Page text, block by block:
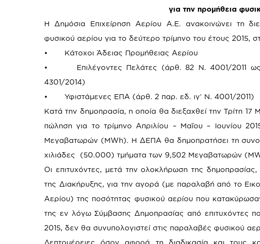
για την προμήθεια
Η Δημόσια Επιχείρηση Αερίου Α.Ε. ανακοινώνει τη
φυσικού αερίου για το δεύτερο τρίμηνο του έτους 2015,
• Κάτοχοι Άδειας Προμήθειας Αερίου
• Επιλέγοντες Πελάτες (άρθ. 82 Ν. 4001/2011 ως
4301/2014)
• Υφιστάμενες ΕΠΑ (άρθ. 2 παρ. εδ. ιγ’ Ν. 4001/2011)
Κατά την δημοπρασία, η οποία θα διεξαχθεί την Τρίτη 17
πώληση για το τρίμηνο Απριλίου – Μαΐου – Ιουνίου
Μεγαβατωρών (MWh). Η ΔΕΠΑ θα δημοπρατήσει τη
χιλιάδες (50.000) τμήματα των 9,502 Μεγαβατωρών
Οι επιτυχόντες, μετά την ολοκλήρωση της
της Διακήρυξης, για την αγορά (με παραλαβή από το
Αερίου) της ποσότητας φυσικού αερίου που
της εν λόγω Σύμβασης Δημοπρασίας από επιτυχόντες
2015, δεν θα συνυπολογιστεί στις παραλαβές φυσικού
Λεπτομέρειες όσον αφορά τη διαδικασία και